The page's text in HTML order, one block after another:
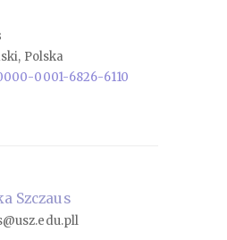
Polska
0001-6826-6110
Szczaus